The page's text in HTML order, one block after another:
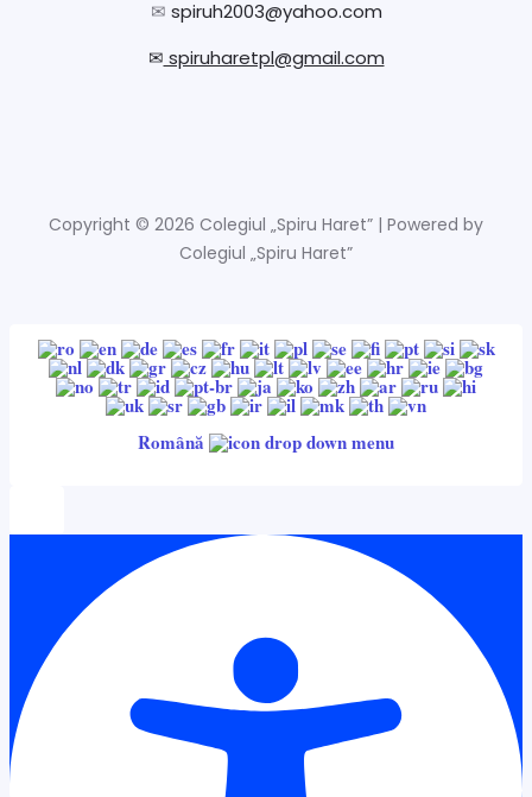
✉ spiruh2003@yahoo.com
✉ spiruharetpl@gmail.com
Copyright © 2026 Colegiul „Spiru Haret” | Powered by
Colegiul „Spiru Haret”
Română